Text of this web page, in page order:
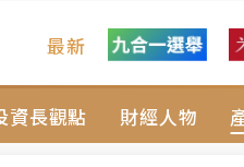
最新
資長觀點 財經人物
周才推「E宿新北打卡趣